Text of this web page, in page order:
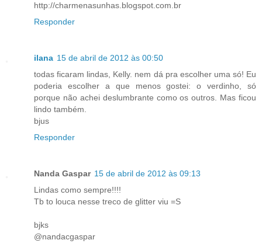
http://charmenasunhas.blogspot.com.br
Responder
ilana 15 de abril de 2012 às 00:50
todas ficaram lindas, Kelly. nem dá pra escolher uma só! Eu
poderia escolher a que menos gostei: o verdinho, só
porque não achei deslumbrante como os outros. Mas ficou
lindo também.
bjus
Responder
Nanda Gaspar 15 de abril de 2012 às 09:13
Lindas como sempre!!!!
Tb to louca nesse treco de glitter viu =S
bjks
@nandacgaspar